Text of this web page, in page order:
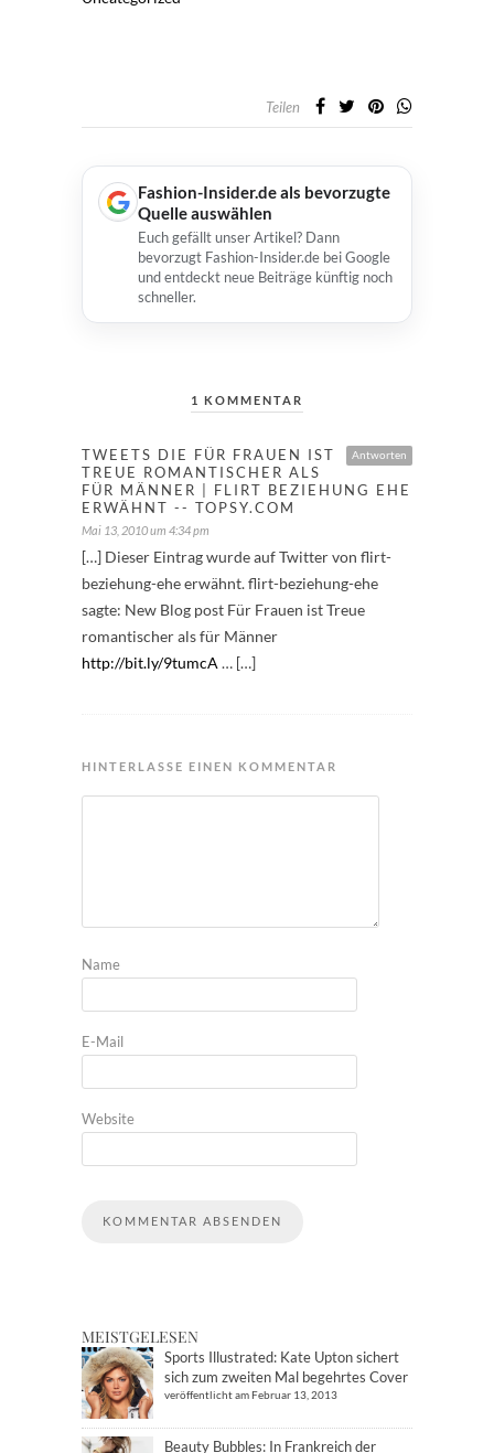
Teilen
Fashion-Insider.de als bevorzugte
Quelle auswählen
Euch gefällt unser Artikel? Dann
bevorzugt Fashion-Insider.de bei Google
und entdeckt neue Beiträge künftig noch
schneller.
1 KOMMENTAR
Antworten
TWEETS DIE FÜR FRAUEN IST
TREUE ROMANTISCHER ALS
FÜR MÄNNER | FLIRT BEZIEHUNG EHE
ERWÄHNT -- TOPSY.COM
Mai 13, 2010 um 4:34 pm
[…] Dieser Eintrag wurde auf Twitter von flirt-
beziehung-ehe erwähnt. flirt-beziehung-ehe
sagte: New Blog post Für Frauen ist Treue
romantischer als für Männer
http://bit.ly/9tumcA … […]
HINTERLASSE EINEN KOMMENTAR
Name
E-Mail
Website
MEISTGELESEN
Sports Illustrated: Kate Upton sichert
sich zum zweiten Mal begehrtes Cover
veröffentlicht am Februar 13, 2013
Beauty Bubbles: In Frankreich der